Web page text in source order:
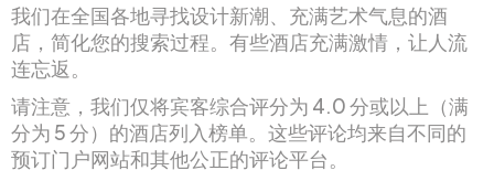
我们在全国各地寻找设计新潮、充满艺术气息的酒
店，简化您的搜索过程。有些酒店充满激情，让人流
连忘返。
请注意，我们仅将宾客综合评分为 4.0 分或以上（满
分为 5 分）的酒店列入榜单。这些评论均来自不同的
预订门户网站和其他公正的评论平台。